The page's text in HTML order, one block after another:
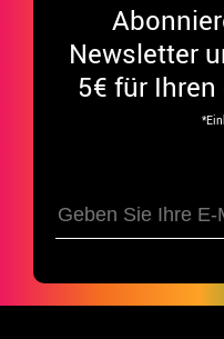
Newsletter
5€ für